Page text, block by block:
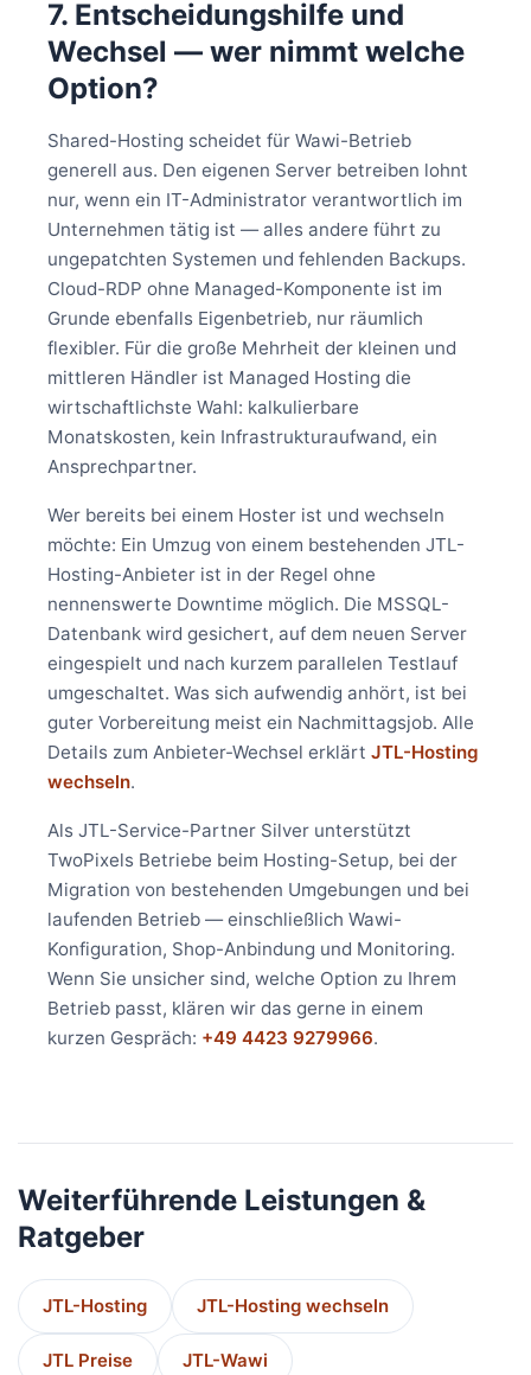
7. Entscheidungshilfe und
Wechsel — wer nimmt welche
Option?
Shared-Hosting scheidet für Wawi-Betrieb
generell aus. Den eigenen Server betreiben lohnt
nur, wenn ein IT-Administrator verantwortlich im
Unternehmen tätig ist — alles andere führt zu
ungepatchten Systemen und fehlenden Backups.
Cloud-RDP ohne Managed-Komponente ist im
Grunde ebenfalls Eigenbetrieb, nur räumlich
flexibler. Für die große Mehrheit der kleinen und
mittleren Händler ist Managed Hosting die
wirtschaftlichste Wahl: kalkulierbare
Monatskosten, kein Infrastrukturaufwand, ein
Ansprechpartner.
Wer bereits bei einem Hoster ist und wechseln
möchte: Ein Umzug von einem bestehenden JTL-
Hosting-Anbieter ist in der Regel ohne
nennenswerte Downtime möglich. Die MSSQL-
Datenbank wird gesichert, auf dem neuen Server
eingespielt und nach kurzem parallelen Testlauf
umgeschaltet. Was sich aufwendig anhört, ist bei
guter Vorbereitung meist ein Nachmittagsjob. Alle
Details zum Anbieter-Wechsel erklärt JTL-Hosting
wechseln.
Als JTL-Service-Partner Silver unterstützt
TwoPixels Betriebe beim Hosting-Setup, bei der
Migration von bestehenden Umgebungen und bei
laufenden Betrieb — einschließlich Wawi-
Konfiguration, Shop-Anbindung und Monitoring.
Wenn Sie unsicher sind, welche Option zu Ihrem
Betrieb passt, klären wir das gerne in einem
kurzen Gespräch: +49 4423 9279966.
Weiterführende Leistungen &
Ratgeber
JTL-Hosting JTL-Hosting wechseln
JTL Preise JTL-Wawi